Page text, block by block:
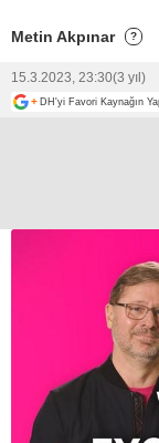
Metin Akpınar ?
15.3.2023, 23:30(3 yıl)
+ DH'yi Favori Kaynağın